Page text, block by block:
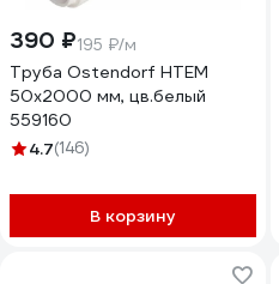
390 ₽195 ₽/м
Труба Ostendorf HTEM
50x2000 мм, цв.белый
559160
4.7(146)
В корзину